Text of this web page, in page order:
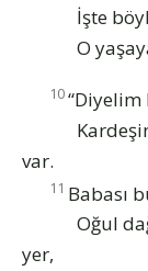
İşte
O
10“Diyelim
var.
11 Babası
Oğul
yer,